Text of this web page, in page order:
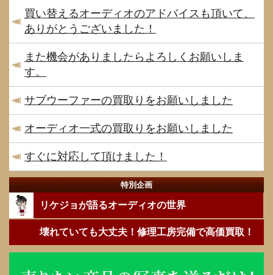
買い替えるオーディオのアドバイスも頂いて、
ありがとうございました！
また機会がありましたらよろしくお願いしま
す。
サブウーファーの買取りをお願いしました
オーディオ一式の買取りをお願いしました
すぐに対応して頂けました！
特別企画
リケジョが語るオーディオの世界
壊れていても大丈夫！修理工房完備で高価買取！